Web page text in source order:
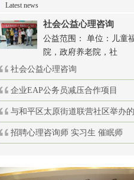
Latest news
社会公益心理咨询
公益范围： 单位：儿童
院，政府养老院，社
社会公益心理咨询
企业EAP公务员减压合作项目
与和平区太原街道联营社区举办
招聘心理咨询师 实习生 催眠师